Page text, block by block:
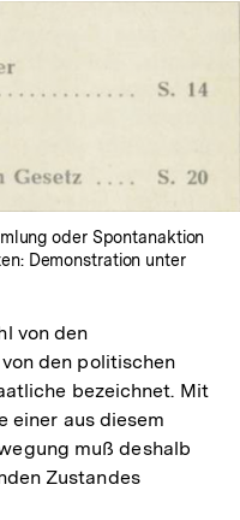
oder Spontanaktion
Demonstration unter
von den
den politischen
bezeichnet. Mit
einer aus diesem
muß deshalb
Zustandes